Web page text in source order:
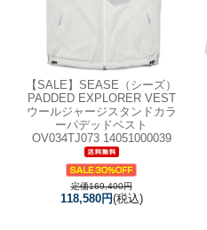
【SALE】 SEASE（シーズ）
PADDED EXPLORER VEST
ウールジャージスタンドカラ
ーパデッドベスト
OV034TJ073 14051000039
定価169,400円
118,580円(税込)